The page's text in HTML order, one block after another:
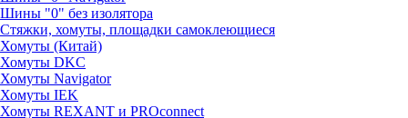
Шины "0" без изолятора
Стяжки, хомуты, площадки самоклеющиеся
Хомуты (Китай)
Хомуты DKC
Хомуты Navigator
Хомуты IEK
Хомуты REXANT и PROconnect